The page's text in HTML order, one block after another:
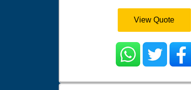
View Quote